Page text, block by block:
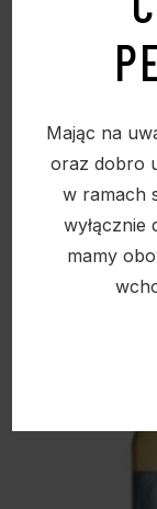
Mając na
oraz dobro
w ramach
wyłącznie
mamy
BELL’S